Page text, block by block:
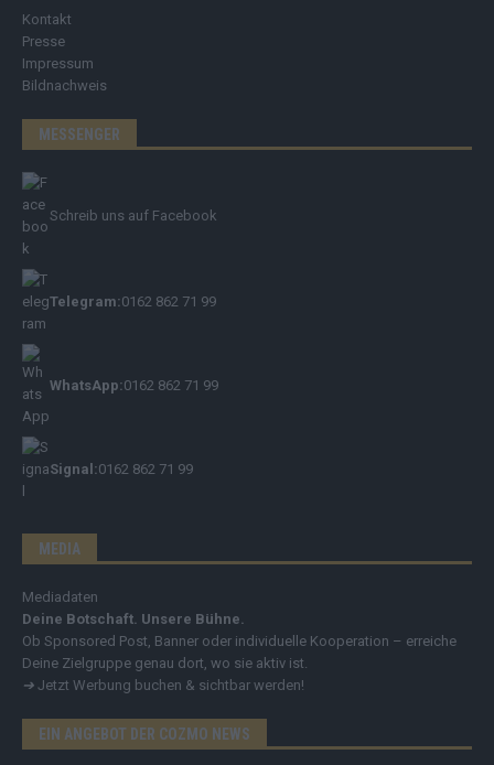
Kontakt
Presse
Impressum
Bildnachweis
MESSENGER
Schreib uns auf Facebook
Telegram:0162 862 71 99
WhatsApp:0162 862 71 99
Signal:0162 862 71 99
MEDIA
Mediadaten
Deine Botschaft. Unsere Bühne.
Ob Sponsored Post, Banner oder individuelle Kooperation – erreiche
Deine Zielgruppe genau dort, wo sie aktiv ist.
➔ Jetzt Werbung buchen & sichtbar werden!
EIN ANGEBOT DER COZMO NEWS